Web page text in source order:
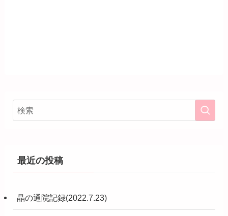
最近の投稿
晶の通院記録(2022.7.23)